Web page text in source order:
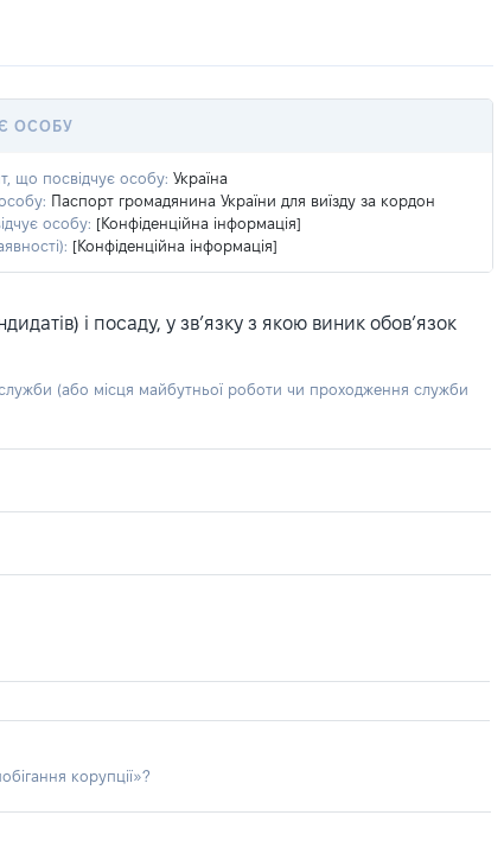
ОСОБУ
що посвідчує особу: Україна
Паспорт громадянина України для виїзду за кордон
особу: [Конфіденційна інформація]
[Конфіденційна інформація]
і посаду, у зв’язку з якою виник обов’язок
(або місця майбутньої роботи чи проходження служби
корупції»?